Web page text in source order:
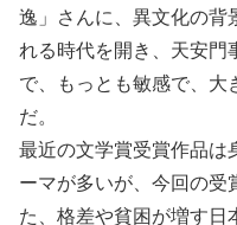
逸」さんに、異文化の背
れる時代を開き、天安門
で、もっとも敏感で、大
だ。
最近の文学賞受賞作品は
ーマが多いが、今回の受
た、格差や貧困が増す日